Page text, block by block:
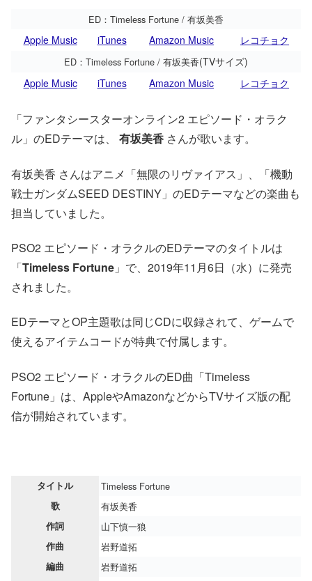
ED：Timeless Fortune / 有坂美香
Apple Music iTunes Amazon Music レコチョク
ED：Timeless Fortune / 有坂美香(TVサイズ)
Apple Music
iTunes Amazon Music レコチョク
「ファンタシースターオンライン2 エピソード・オラク
ル」のEDテーマは、 有坂美香 さんが歌います。
有坂美香 さんはアニメ「無限のリヴァイアス」、「機動
戦士ガンダムSEED DESTINY」のEDテーマなどの楽曲も
担当していました。
PSO2 エピソード・オラクルのEDテーマのタイトルは
「Timeless Fortune 」で、2019年11月6日（水）に発売
されました。
EDテーマとOP主題歌は同じCDに収録されて、ゲームで
使えるアイテムコードが特典で付属します。
PSO2 エピソード・オラクルのED曲「Timeless
Fortune」は、AppleやAmazonなどからTVサイズ版の配
信が開始されています。
タイトル Timeless Fortune
歌 有坂美香
作詞 山下慎一狼
作曲 岩野道拓
編曲 岩野道拓